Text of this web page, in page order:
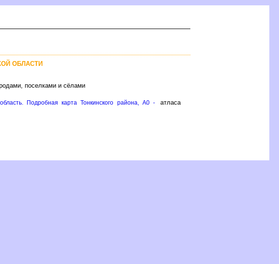
ОБЛАСТИ
поселками и сёлами
Подробная карта Тонкинского района, A0 -
атласа